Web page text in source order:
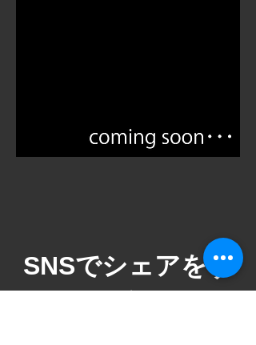
​SNSでシェアをす